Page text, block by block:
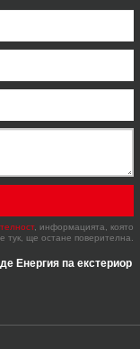
, информацията, която
тук, ще остане поверителна.
Енергия па екстериор